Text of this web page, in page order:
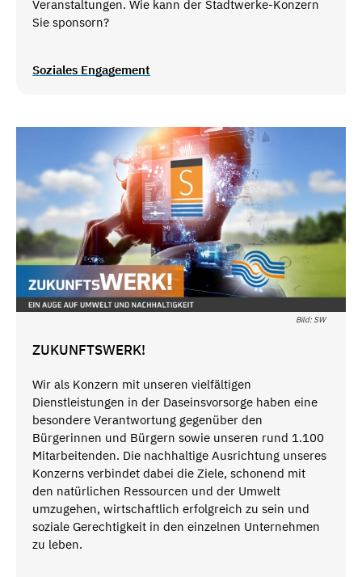
Veranstaltungen. Wie kann der Stadtwerke-Konzern
Sie sponsorn?
Soziales Engagement
Bild: SW
ZUKUNFTSWERK!
Wir als Konzern mit unseren vielfältigen
Dienstleistungen in der Daseinsvorsorge haben eine
besondere Verantwortung gegenüber den
Bürgerinnen und Bürgern sowie unseren rund 1.100
Mitarbeitenden. Die nachhaltige Ausrichtung unseres
Konzerns verbindet dabei die Ziele, schonend mit
den natürlichen Ressourcen und der Umwelt
umzugehen, wirtschaftlich erfolgreich zu sein und
soziale Gerechtigkeit in den einzelnen Unternehmen
zu leben.